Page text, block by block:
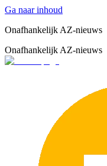
Ga naar inhoud
Onafhankelijk AZ-nieuws
Onafhankelijk AZ-nieuws